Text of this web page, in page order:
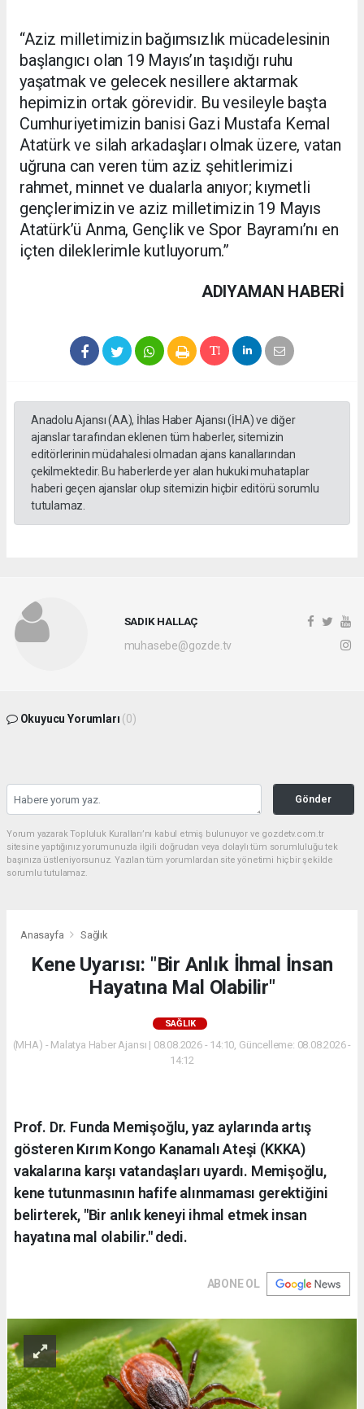
“Aziz milletimizin bağımsızlık mücadelesinin
başlangıcı olan 19 Mayıs’ın taşıdığı ruhu
yaşatmak ve gelecek nesillere aktarmak
hepimizin ortak görevidir. Bu vesileyle başta
Cumhuriyetimizin banisi Gazi Mustafa Kemal
Atatürk ve silah arkadaşları olmak üzere, vatan
uğruna can veren tüm aziz şehitlerimizi
rahmet, minnet ve dualarla anıyor; kıymetli
gençlerimizin ve aziz milletimizin 19 Mayıs
Atatürk’ü Anma, Gençlik ve Spor Bayramı’nı en
içten dileklerimle kutluyorum.”
ADIYAMAN HABERİ
Anadolu Ajansı (AA), İhlas Haber Ajansı (İHA) ve diğer
ajanslar tarafından eklenen tüm haberler, sitemizin
editörlerinin müdahalesi olmadan ajans kanallarından
çekilmektedir. Bu haberlerde yer alan hukuki muhataplar
haberi geçen ajanslar olup sitemizin hiçbir editörü sorumlu
tutulamaz.
SADIK HALLAÇ
muhasebe@gozde.tv
Okuyucu Yorumları (0)
Gönder
Yorum yazarak Topluluk Kuralları’nı kabul etmiş bulunuyor ve gozdetv.com.tr
sitesine yaptığınız yorumunuzla ilgili doğrudan veya dolaylı tüm sorumluluğu tek
başınıza üstleniyorsunuz. Yazılan tüm yorumlardan site yönetimi hiçbir şekilde
sorumlu tutulamaz.
Anasayfa Sağlık
Kene Uyarısı: "Bir Anlık İhmal İnsan
Hayatına Mal Olabilir"
SAĞLIK
(MHA) - Malatya Haber Ajansı | 08.08.2026 - 14:10, Güncelleme: 08.08.2026 -
14:12
Prof. Dr. Funda Memişoğlu, yaz aylarında artış
gösteren Kırım Kongo Kanamalı Ateşi (KKKA)
vakalarına karşı vatandaşları uyardı. Memişoğlu,
kene tutunmasının hafife alınmaması gerektiğini
belirterek, "Bir anlık keneyi ihmal etmek insan
hayatına mal olabilir." dedi.
ABONE OL